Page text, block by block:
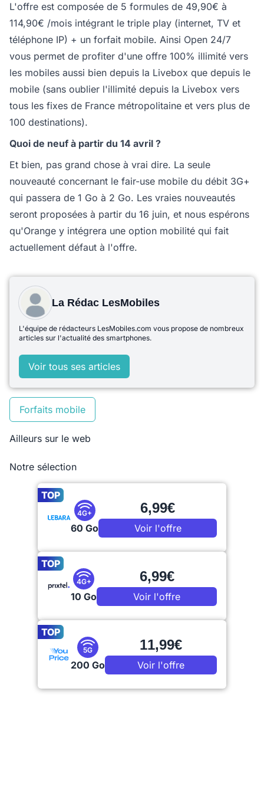
L'offre est composée de 5 formules de 49,90€ à
114,90€ /mois intégrant le triple play (internet, TV et
téléphone IP) + un forfait mobile. Ainsi Open 24/7
vous permet de profiter d'une offre 100% illimité vers
les mobiles aussi bien depuis la Livebox que depuis le
mobile (sans oublier l'illimité depuis la Livebox vers
tous les fixes de France métropolitaine et vers plus de
100 destinations).
Quoi de neuf à partir du 14 avril ?
Et bien, pas grand chose à vrai dire. La seule
nouveauté concernant le fair-use mobile du débit 3G+
qui passera de 1 Go à 2 Go. Les vraies nouveautés
seront proposées à partir du 16 juin, et nous espérons
qu'Orange y intégrera une option mobilité qui fait
actuellement défaut à l'offre.
La Rédac LesMobiles
L'équipe de rédacteurs LesMobiles.com vous propose de nombreux
articles sur l'actualité des smartphones.
Voir tous ses articles
Forfaits mobile
Ailleurs sur le web
Notre sélection
TOP
4G+
60 Go
6,99€
Voir l'offre
TOP
4G+
10 Go
6,99€
Voir l'offre
TOP
5G
200 Go
11,99€
Voir l'offre